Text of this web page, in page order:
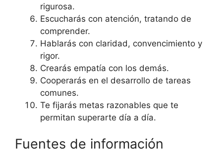
rigurosa.
Escucharás con atención, tratando de
comprender.
Hablarás con claridad, convencimiento y
rigor.
Crearás empatía con los demás.
Cooperarás en el desarrollo de tareas
comunes.
Te fijarás metas razonables que te
permitan superarte día a día.
Fuentes de información